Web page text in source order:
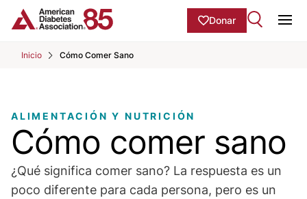
Skip to Main content
Donar
Inicio Cómo Comer Sano
main
content
ALIMENTACIÓN Y NUTRICIÓN
Cómo comer sano
¿Qué significa comer sano? La respuesta es un
poco diferente para cada persona, pero es un